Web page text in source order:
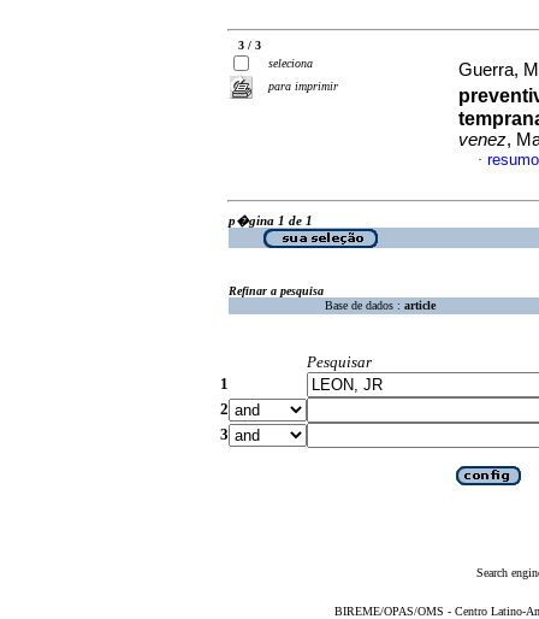
3 / 3
seleciona
para imprimir
Guerra,
venez,
·
p�gina 1 de 1
Refinar a pesquisa
Base de dados : article
Pesquisar
1
2
3
Search
BIREME/OPAS/OMS - Centro Latino-